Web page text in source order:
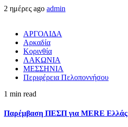
2 ημέρες ago admin
ΑΡΓΟΛΙΔΑ
Αρκαδία
Κορινθία
ΛΑΚΩΝΙΑ
ΜΕΣΣΗΝΙΑ
Περιφέρεια Πελοποννήσου
1 min read
Παρέμβαση ΠΕΣΠ για MERE Ελλάς